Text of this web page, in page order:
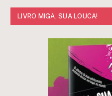
LIVRO MIGA, SUA LOUCA!